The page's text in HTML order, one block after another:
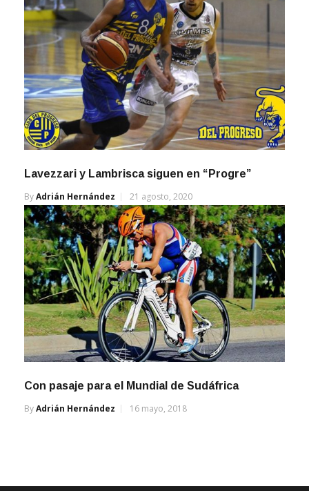
Lavezzari y Lambrisca siguen en “Progre”
ByAdrián Hernández 21 agosto, 2020
Con pasaje para el Mundial de Sudáfrica
ByAdrián Hernández 16 mayo, 2018